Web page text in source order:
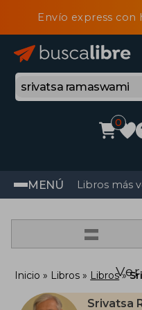
Envío express con
0
MENÚ Libros más
=
Inicio Libros Libros
Srivatsa